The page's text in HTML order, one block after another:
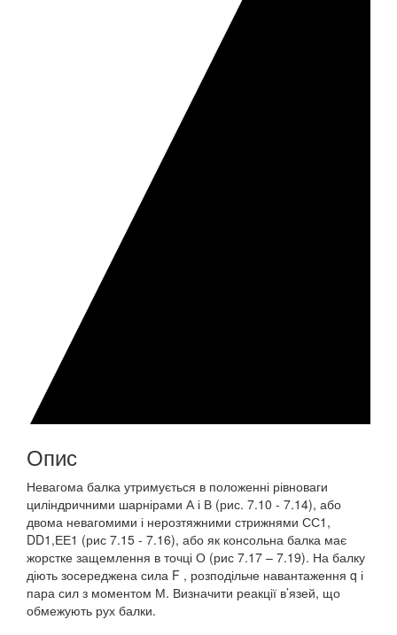
Опис
Невагома балка утримується в положенні рівноваги
циліндричними шарнірами А і В (рис. 7.10 - 7.14), або
двома невагомими і нерозтяжними стрижнями СС1,
DD1,ЕЕ1 (рис 7.15 - 7.16), або як консольна балка має
жорстке защемлення в точці О (рис 7.17 – 7.19). На балку
діють зосереджена сила F , розподільче навантаження q і
пара сил з моментом М. Визначити реакції в’язей, що
обмежують рух балки.